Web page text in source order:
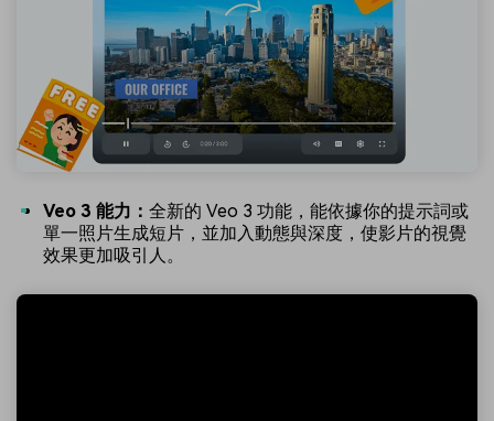
Veo 3 能力： 全新的 Veo 3 功能，能依據你的提示詞或
單一照片生成短片，並加入動態與深度，使影片的視覺
效果更加吸引人。